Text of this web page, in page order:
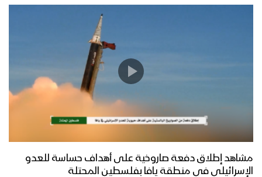
مشاهد إطلاق دفعة صاروخية على أهداف حساسة للعدو
الإسرائيلي في منطقة يافا بفلسطين المحتلة